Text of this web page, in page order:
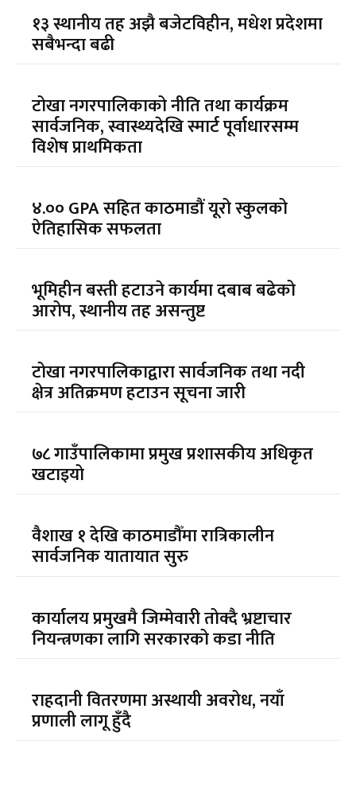
१३ स्थानीय तह अझै बजेटविहीन, मधेश प्रदेशमा
सबैभन्दा बढी
टोखा नगरपालिकाको नीति तथा कार्यक्रम
सार्वजनिक, स्वास्थ्यदेखि स्मार्ट पूर्वाधारसम्म
विशेष प्राथमिकता
४.०० GPA सहित काठमाडौं यूरो स्कुलको
ऐतिहासिक सफलता
भूमिहीन बस्ती हटाउने कार्यमा दबाब बढेको
आरोप, स्थानीय तह असन्तुष्ट
टोखा नगरपालिकाद्वारा सार्वजनिक तथा नदी
क्षेत्र अतिक्रमण हटाउन सूचना जारी
७८ गाउँपालिकामा प्रमुख प्रशासकीय अधिकृत
खटाइयो
वैशाख १ देखि काठमाडौँमा रात्रिकालीन
सार्वजनिक यातायात सुरु
कार्यालय प्रमुखमै जिम्मेवारी तोक्दै भ्रष्टाचार
नियन्त्रणका लागि सरकारको कडा नीति
राहदानी वितरणमा अस्थायी अवरोध, नयाँ
प्रणाली लागू हुँदै